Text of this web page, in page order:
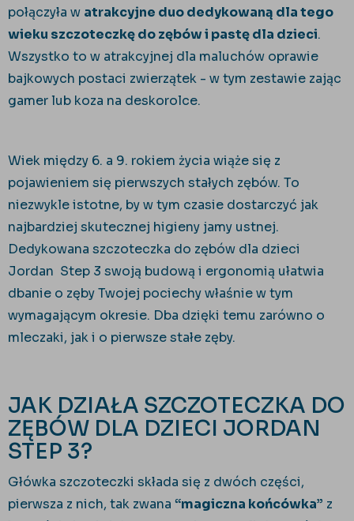
połączyła w atrakcyjne duo dedykowaną dla tego
wieku szczoteczkę do zębów i pastę dla dzieci.
Wszystko to w atrakcyjnej dla maluchów oprawie
bajkowych postaci zwierzątek - w tym zestawie zając
gamer lub koza na deskorolce.
Wiek między 6. a 9. rokiem życia wiąże się z
pojawieniem się pierwszych stałych zębów. To
niezwykle istotne, by w tym czasie dostarczyć jak
najbardziej skutecznej higieny jamy ustnej.
Dedykowana szczoteczka do zębów dla dzieci
Jordan Step 3 swoją budową i ergonomią ułatwia
dbanie o zęby Twojej pociechy właśnie w tym
wymagającym okresie. Dba dzięki temu zarówno o
mleczaki, jak i o pierwsze stałe zęby.
JAK DZIAŁA SZCZOTECZKA DO
ZĘBÓW DLA DZIECI JORDAN
STEP 3?
Główka szczoteczki składa się z dwóch części,
pierwsza z nich, tak zwana “magiczna końcówka” z